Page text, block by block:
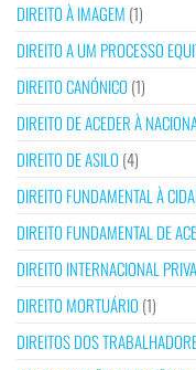
DIREITO À IMAGEM (1)
DIREITO A UM PROCESSO
DIREITO CANÓNICO (1)
DIREITO DE ACEDER À
DIREITO DE ASILO (4)
DIREITO FUNDAMENTAL À
DIREITO FUNDAMENTAL DE
DIREITO INTERNACIONAL
DIREITO MORTUÁRIO (1)
DIREITOS DOS